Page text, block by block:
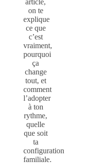
on te
explique
ce que
c’est
vraiment,
pourquoi
ça
change
tout, et
comment
l’adopter
à ton
rythme,
quelle
que soit
ta
configuration
familiale.